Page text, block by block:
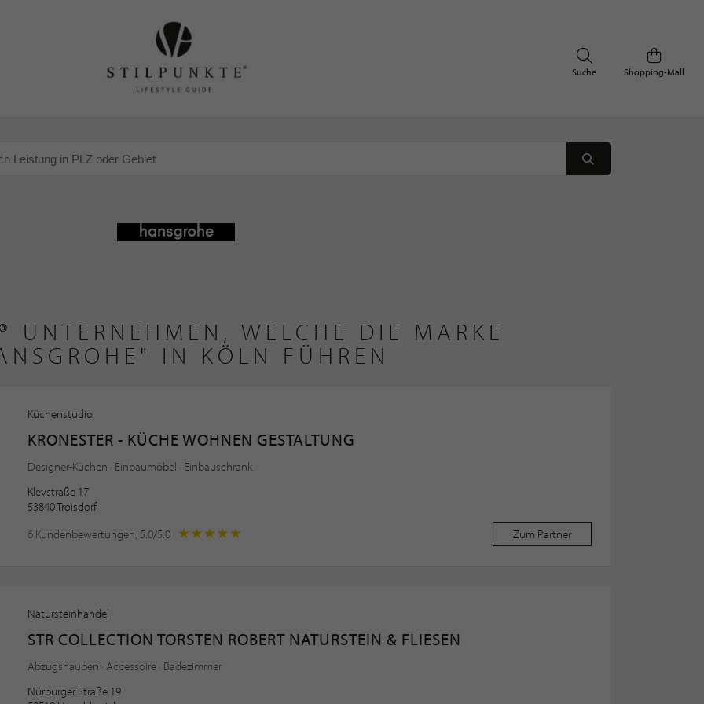
Shopping-Mall
Suche
UNTERNEHMEN, WELCHE DIE MARKE
IN KÖLN FÜHREN
Küchenstudio
KRONESTER - KÜCHE WOHNEN GESTALTUNG
Designer-Küchen · Einbaumöbel · Einbauschrank
Klevstraße 17
53840 Troisdorf
6 Kundenbewertungen, 5.0/5.0
Zum Partner
Natursteinhandel
STR COLLECTION TORSTEN ROBERT NATURSTEIN & FLIESEN
Abzugshauben · Accessoire · Badezimmer
Nürburger Straße 19